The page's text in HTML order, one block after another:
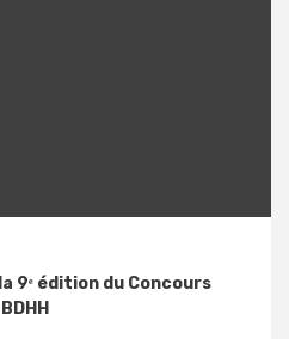
9ᵉ édition du Concours